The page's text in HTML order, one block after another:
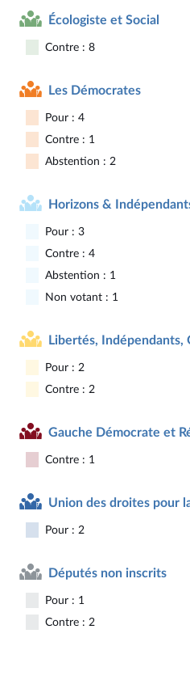
Écologiste et Social
Contre : 8
Les Démocrates
Pour : 4
Contre : 1
Abstention : 2
Horizons &
Pour : 3
Contre : 4
Abstention : 1
Non votant : 1
Libertés,
Pour : 2
Contre : 2
Gauche Démocrate et
Contre : 1
Union des droites pour
Pour : 2
Députés non inscrits
Pour : 1
Contre : 2